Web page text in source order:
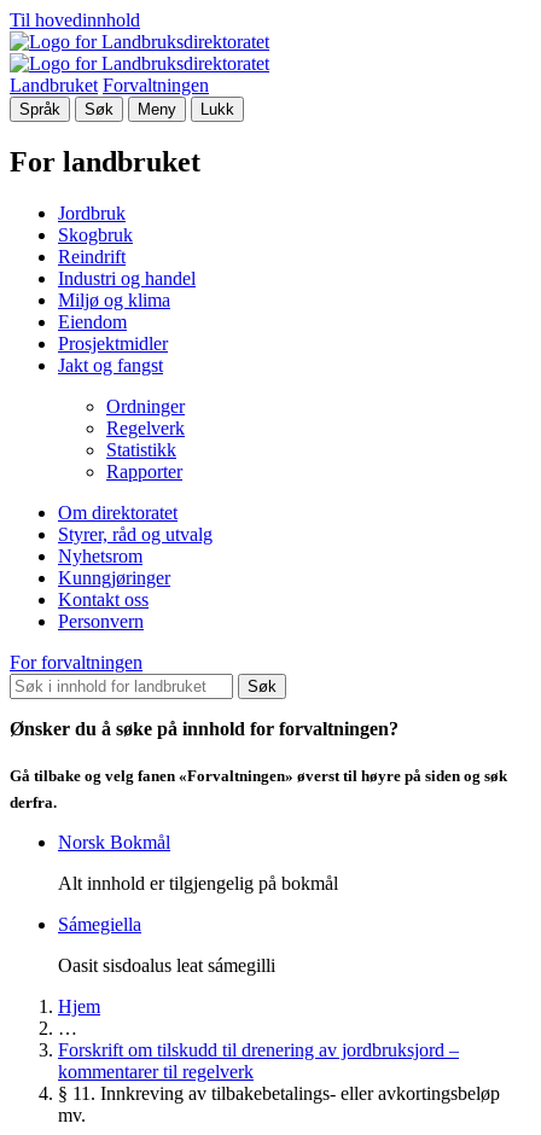
Til hovedinnhold
Landbruket Forvaltningen
Språk Søk Meny Lukk
For landbruket
Jordbruk
Skogbruk
Reindrift
Industri og handel
Miljø og klima
Eiendom
Prosjektmidler
Jakt og fangst
Ordninger
Regelverk
Statistikk
Rapporter
Om direktoratet
Styrer, råd og utvalg
Nyhetsrom
Kunngjøringer
Kontakt oss
Personvern
For forvaltningen
Søk
Ønsker du å søke på innhold for forvaltningen?
Gå tilbake og velg fanen «Forvaltningen» øverst til høyre på siden og søk
derfra.
Norsk Bokmål
Alt innhold er tilgjengelig på bokmål
Sámegiella
Oasit sisdoalus leat sámegilli
Hjem
…
Forskrift om tilskudd til drenering av jordbruksjord –
kommentarer til regelverk
§ 11. Innkreving av tilbakebetalings- eller avkortingsbeløp
mv.